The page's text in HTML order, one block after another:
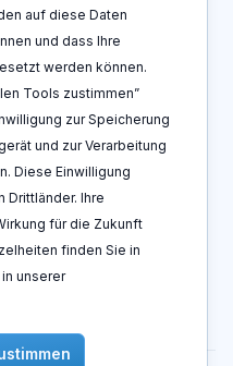
auf diese Daten
und dass Ihre
werden können.
Tools zustimmen”
zur Speicherung
und zur Verarbeitung
Diese Einwilligung
Drittländer. Ihre
für die Zukunft
finden Sie in
unserer